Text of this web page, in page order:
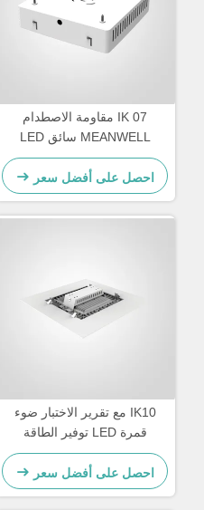
IK 07 مقاومة الاصطدام
MEANWELL سائق LED
محطة وقود غطاء توفير الضوء
وحل الإضاءة الخارجية الدائمة
احصل على أفضل سعر
IK10 مع تقرير الاختبار ضوء
قمرة LED توفير الطاقة
التصميم الدائم مناسبة لمواقف
السيارات في الهواء الطلق
المرآب وإضاءة محطة الغاز
احصل على أفضل سعر